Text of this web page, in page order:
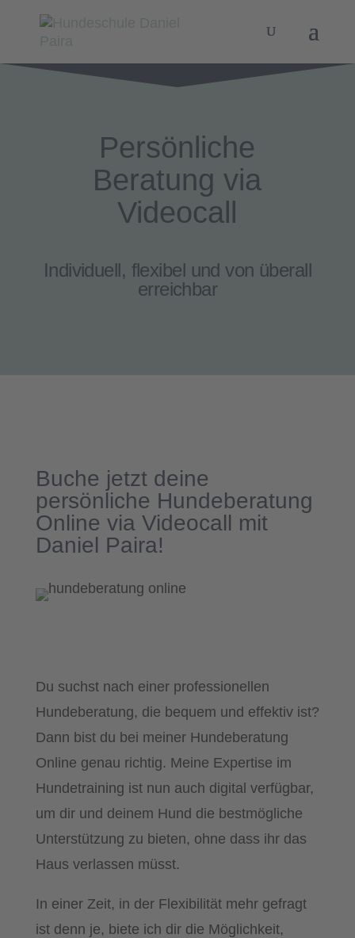
Persönliche
Beratung via
Videocall
Individuell, flexibel und von überall
erreichbar
Buche jetzt deine
persönliche Hundeberatung
Online via Videocall mit
Daniel Paira!
Du suchst nach einer professionellen
Hundeberatung, die bequem und effektiv ist?
Dann bist du bei meiner Hundeberatung
Online genau richtig. Meine Expertise im
Hundetraining ist nun auch digital verfügbar,
um dir und deinem Hund die bestmögliche
Unterstützung zu bieten, ohne dass ihr das
Haus verlassen müsst.
In einer Zeit, in der Flexibilität mehr gefragt
ist denn je, biete ich dir die Möglichkeit,